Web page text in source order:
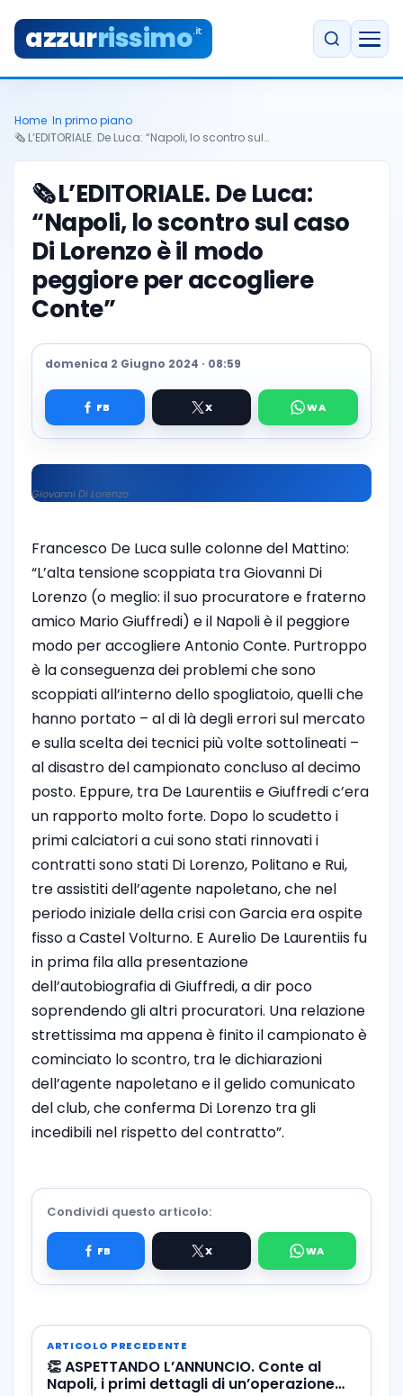
azzurrissimo.it
Home In primo piano
🗞️ L’EDITORIALE. De Luca: “Napoli, lo scontro sul…
🗞️L’EDITORIALE. De Luca:
“Napoli, lo scontro sul caso
Di Lorenzo è il modo
peggiore per accogliere
Conte”
domenica 2 Giugno 2024 · 08:59
Giovanni Di Lorenzo
Francesco De Luca sulle colonne del Mattino:
“L’alta tensione scoppiata traGiovanni Di
Lorenzo (o meglio: il suo procuratore e fraterno
amico Mario Giuffredi) e il Napoli è il peggiore
modo per accogliereAntonio Conte. Purtroppo
è la conseguenza dei problemi che sono
scoppiati all’interno dello spogliatoio, quelli che
hanno portato – al di là degli errori sul mercato
e sulla scelta dei tecnici più volte sottolineati –
al disastro del campionato concluso al decimo
posto. Eppure, tra De Laurentiis e Giuffredi c’era
un rapporto molto forte. Dopo lo scudetto i
primi calciatori a cui sono stati rinnovati i
contratti sono stati Di Lorenzo, Politano e Rui,
tre assistiti dell’agente napoletano, che nel
periodo iniziale della crisi con Garcia era ospite
fisso a Castel Volturno. E Aurelio De Laurentiis fu
in prima fila alla presentazione
dell’autobiografia di Giuffredi, a dir poco
soprendendo gli altri procuratori. Una relazione
strettissima ma appena è finito il campionato è
cominciato lo scontro, tra le dichiarazioni
dell’agente napoletano e il gelido comunicato
del club, che conferma Di Lorenzo tra gli
incedibili nel rispetto del contratto”.
Condividi questo articolo:
ARTICOLO PRECEDENTE
👏 ASPETTANDO L’ANNUNCIO. Conte al
Napoli, i primi dettagli di un’operazione